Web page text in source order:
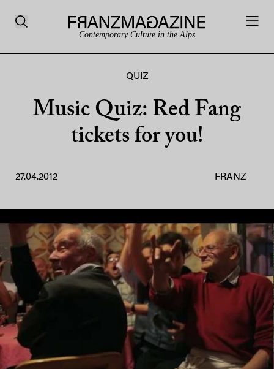
Contemporary Culture in the Alps
QUIZ
Music Quiz: Red Fang
tickets for you!
27.04.2012 FRANZ